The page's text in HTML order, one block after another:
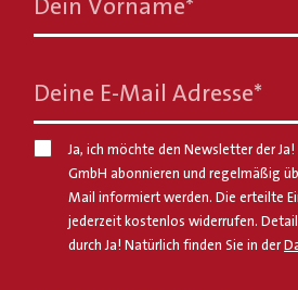
Dein Vorname*
Deine E-Mail Adresse*
Ja, ich möchte den Newsletter der
GmbH abonnieren und regelmäßig
Mail informiert werden. Die erteilte
jederzeit kostenlos widerrufen.
durch Ja! Natürlich finden Sie in der